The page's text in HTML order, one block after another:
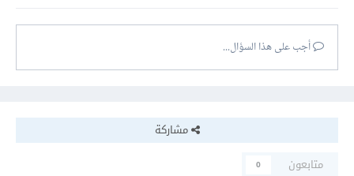
أجب على هذا السؤال...
مشاركة
متابعون
0